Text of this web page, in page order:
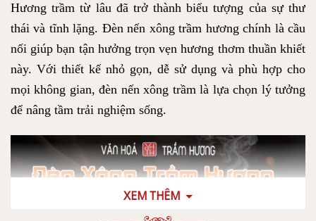
Hương trầm từ lâu đã trở thành biểu tượng của sự thư
thái và tĩnh lặng. Đèn nến xông trầm hương chính là cầu
nối giúp bạn tận hưởng trọn vẹn hương thơm thuần khiết
này. Với thiết kế nhỏ gọn, dễ sử dụng và phù hợp cho
mọi không gian, đèn nến xông trầm là lựa chọn lý tưởng
để nâng tầm trải nghiệm sống.
XEM THÊM